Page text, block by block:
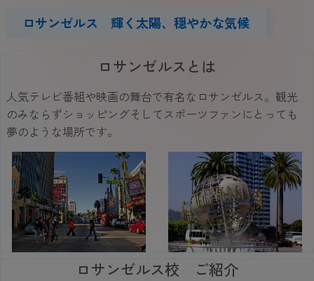
ロサンゼルス 輝く太陽、穏やかな気候
ロサンゼルスとは
人気テレビ番組や映画の舞台で有名なロサンゼルス。観光
のみならずショッピングそしてスポーツファンにとっても
夢のような場所です。
ロサンゼルス校 ご紹介